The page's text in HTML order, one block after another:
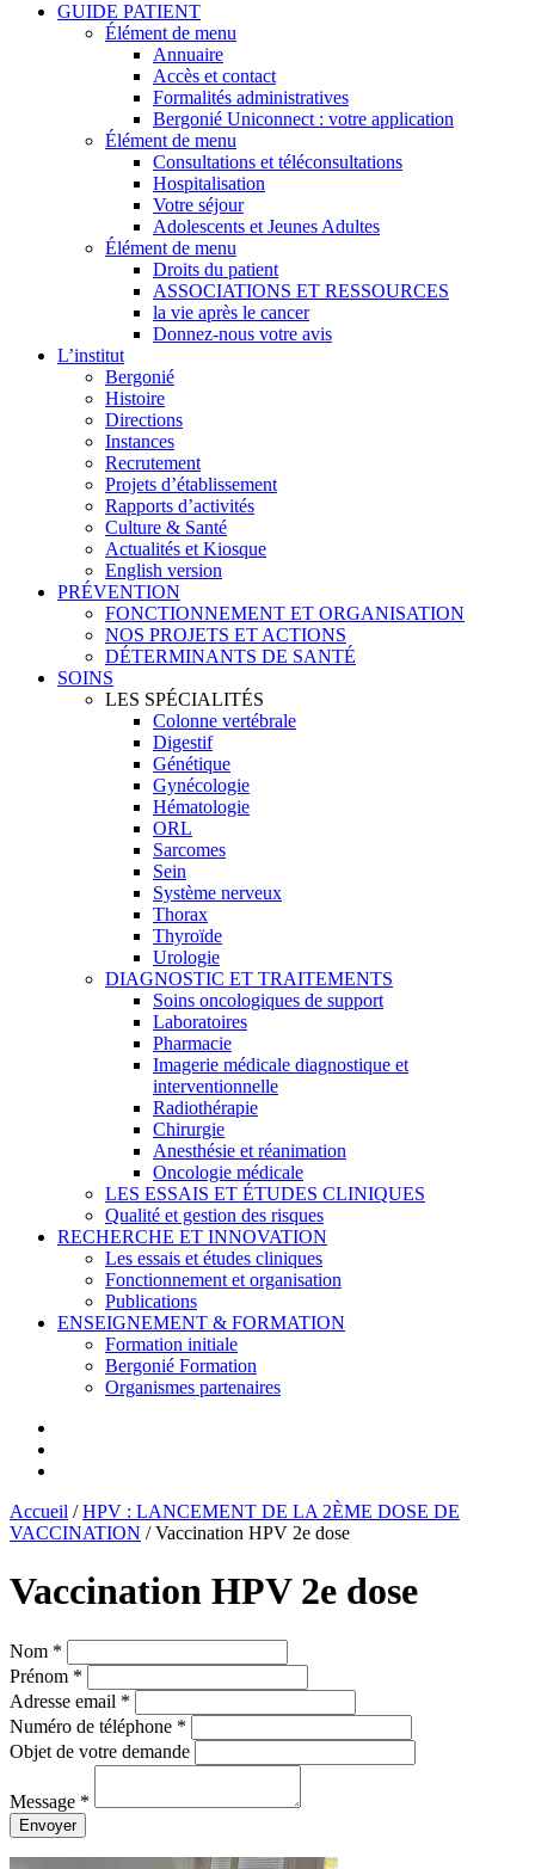
GUIDE PATIENT
Élément de menu
Annuaire
Accès et contact
Formalités administratives
Bergonié Uniconnect : votre application
Élément de menu
Consultations et téléconsultations
Hospitalisation
Votre séjour
Adolescents et Jeunes Adultes
Élément de menu
Droits du patient
ASSOCIATIONS ET RESSOURCES
la vie après le cancer
Donnez-nous votre avis
L’institut
Bergonié
Histoire
Directions
Instances
Recrutement
Projets d’établissement
Rapports d’activités
Culture & Santé
Actualités et Kiosque
English version
PRÉVENTION
FONCTIONNEMENT ET ORGANISATION
NOS PROJETS ET ACTIONS
DÉTERMINANTS DE SANTÉ
SOINS
LES SPÉCIALITÉS
Colonne vertébrale
Digestif
Génétique
Gynécologie
Hématologie
ORL
Sarcomes
Sein
Système nerveux
Thorax
Thyroïde
Urologie
DIAGNOSTIC ET TRAITEMENTS
Soins oncologiques de support
Laboratoires
Pharmacie
Imagerie médicale diagnostique et
interventionnelle
Radiothérapie
Chirurgie
Anesthésie et réanimation
Oncologie médicale
LES ESSAIS ET ÉTUDES CLINIQUES
Qualité et gestion des risques
RECHERCHE ET INNOVATION
Les essais et études cliniques
Fonctionnement et organisation
Publications
ENSEIGNEMENT & FORMATION
Formation initiale
Bergonié Formation
Organismes partenaires
Accueil /HPV : LANCEMENT DE LA 2ÈME DOSE DE
VACCINATION /Vaccination HPV 2e dose
Vaccination HPV 2e dose
Nom *
Prénom *
Adresse email *
Numéro de téléphone *
Objet de votre demande
Message *
Envoyer